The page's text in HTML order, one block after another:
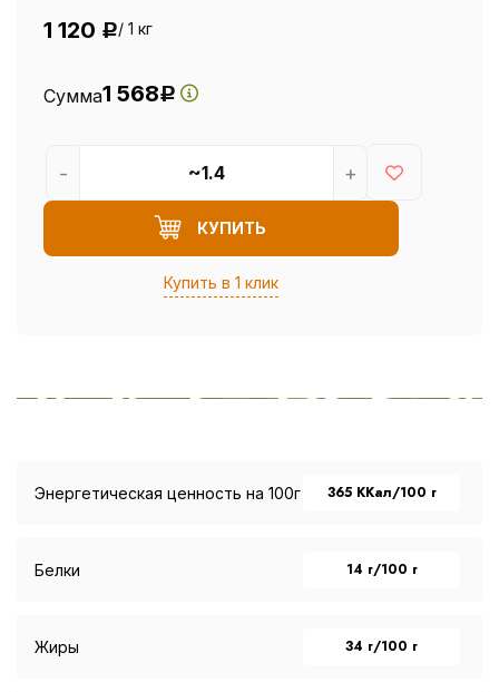
1 120 Р/ 1 кг
Сумма1 568Р
КУПИТЬ
Купить в 1 клик
- +
Энергетическая ценность на 100г 365 ККал/100 г
Белки 14 г/100 г
Жиры 34 г/100 г